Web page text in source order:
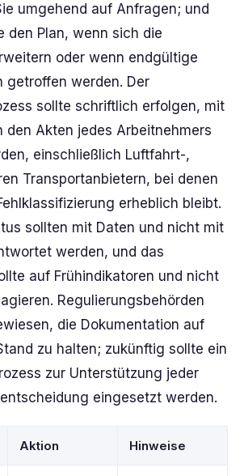
umgehend auf Anfragen; und
den Plan, wenn sich die
oder wenn endgültige
getroffen werden. Der
sollte schriftlich erfolgen, mit
den Akten jedes Arbeitnehmers
einschließlich Luftfahrt-,
Transportanbietern, bei denen
erheblich bleibt.
sollten mit Daten und nicht mit
werden, und das
auf Frühindikatoren und nicht
Regulierungsbehörden
die Dokumentation auf
zu halten; zukünftig sollte ein
zur Unterstützung jeder
eingesetzt werden.
Aktion Hinweise